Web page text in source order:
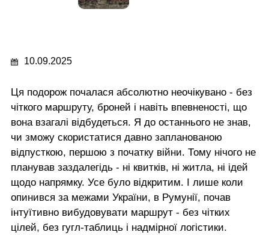
10.09.2025
Ця подорож почалася абсолютно неочікувано - без
чіткого маршруту, броней і навіть впевненості, що
вона взагалі відбудеться. Я до останнього не знав,
чи зможу скористатися давно запланованою
відпусткою, першою з початку війни. Тому нічого не
планував заздалегідь - ні квитків, ні житла, ні ідей
щодо напрямку. Усе було відкритим. І лише коли
опинився за межами України, в Румунії, почав
інтуїтивно вибудовувати маршрут - без чітких
цілей, без гугл-таблиць і надмірної логістики.